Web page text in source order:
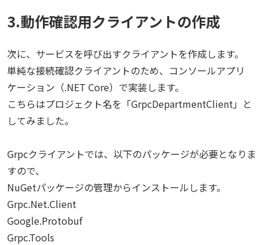
3.動作確認用クライアントの作成
次に、サービスを呼び出すクライアントを作成します。
単純な接続確認クライアントのため、コンソールアプリ
ケーション（.NET Core）で実装します。
こちらはプロジェクト名を「GrpcDepartmentClient」と
してみました。
Grpcクライアントでは、以下のパッケージが必要となりま
すので、
NuGetパッケージの管理からインストールします。
Grpc.Net.Client
Google.Protobuf
Grpc.Tools